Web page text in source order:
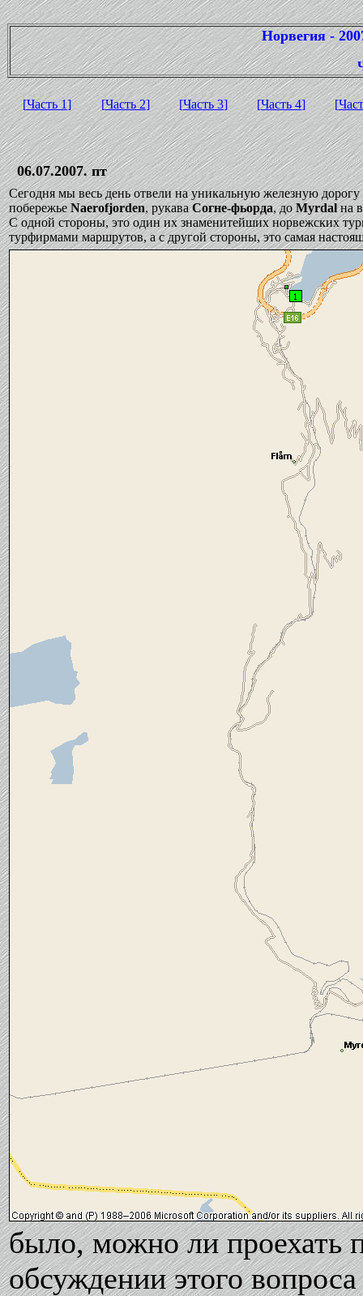
Норвегия -
[Часть 1] [Часть 2] [Часть 3] [Часть 4] [
06.07.2007. пт
Сегодня мы весь день отвели на уникальную железную дорогу
побережье Naerofjorden, рукаваСогне-фьорда, доMyrdalна
С одной стороны, это один их знаменитейших норвежских
турфирмами маршрутов, а с другой стороны, это самая
было, можно ли проехать
обсуждении этого